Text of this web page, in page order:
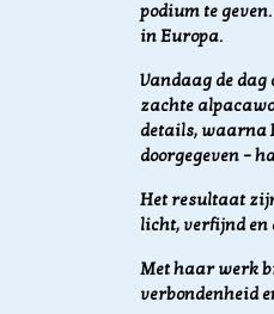
podium te
in Europa.
Vandaag de
zachte
details, waarna
doorgegeven –
Het resultaat
licht, verfijnd en
Met haar werk
verbondenheid